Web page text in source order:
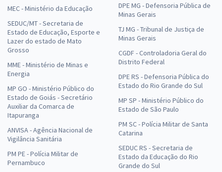
MEC - Ministério da Educação
SEDUC/MT - Secretaria de
Estado de Educação, Esporte e
Lazer do estado de Mato
Grosso
MME - Ministério de Minas e
Energia
MP GO - Ministério Público do
Estado de Goiás - Secretário
Auxiliar da Comarca de
Itapuranga
ANVISA - Agência Nacional de
Vigilância Sanitária
PM PE - Polícia Militar de
Pernambuco
DPE MG - Defensoria Pública de
Minas Gerais
TJ MG - Tribunal de Justiça de
Minas Gerais
CGDF - Controladoria Geral do
Distrito Federal
DPE RS - Defensoria Pública do
Estado do Rio Grande do Sul
MP SP - Ministério Público do
Estado de São Paulo
PM SC - Polícia Militar de Santa
Catarina
SEDUC RS - Secretaria de
Estado da Educação do Rio
Grande do Sul